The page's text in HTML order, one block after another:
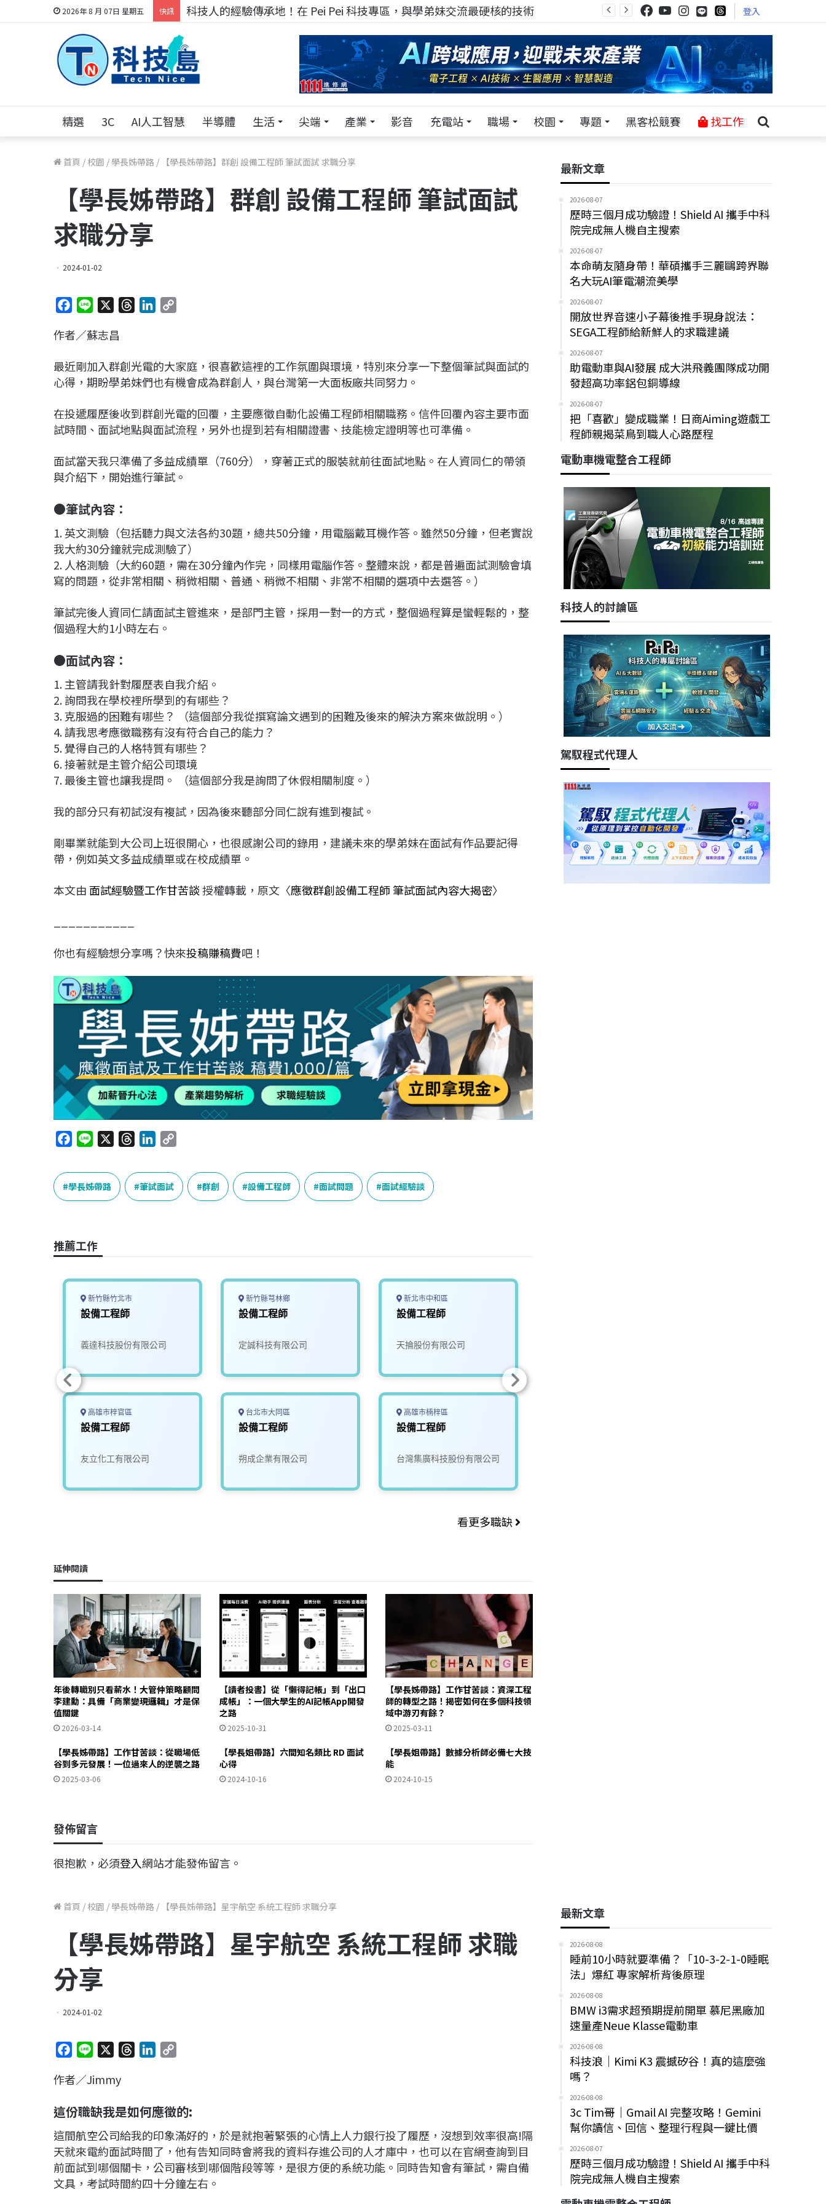
2026年 8 月 07日 星期五 快訊 科技人找工作，就到TECH+ 科技專區! 登入
精選 3C AI人工智慧 半導體 生活 尖端 產業 影音 充電站 職場 校園 專題 黑客松競賽 找工作
首頁 / 校園 / 學長姊帶路 / 【學長姊帶路】群創 設備工程師 筆試面試 求職分享
【學長姊帶路】群創 設備工程師 筆試面試
求職分享
2024-01-02
c
b
o
k
n
a
d
e
d
n
L
i
k
作者／蘇志昌
最近剛加入群創光電的大家庭，很喜歡這裡的工作氛圍與環境，特別來分享一下整個筆試與面試的
心得，期盼學弟妹們也有機會成為群創人，與台灣第一大面板廠共同努力。
在投遞履歷後收到群創光電的回覆，主要應徵自動化設備工程師相關職務。信件回覆內容主要市面
試時間、面試地點與面試流程，另外也提到若有相關證書、技能檢定證明等也可準備。
面試當天我只準備了多益成績單（760分），穿著正式的服裝就前往面試地點。在人資同仁的帶領
與介紹下，開始進行筆試。
●筆試內容：
1. 英文測驗（包括聽力與文法各約30題，總共50分鐘，用電腦戴耳機作答。雖然50分鐘，但老實說
我大約30分鐘就完成測驗了）
2. 人格測驗（大約60題，需在30分鐘內作完，同樣用電腦作答。整體來說，都是普遍面試測驗會填
寫的問題，從非常相關、稍微相關、普通、稍微不相關、非常不相關的選項中去選答。）
筆試完後人資同仁請面試主管進來，是部門主管，採用一對一的方式，整個過程算是蠻輕鬆的，整
個過程大約1小時左右。
●面試內容：
1. 主管請我針對履歷表自我介紹。
2. 詢問我在學校裡所學到的有哪些？
3. 克服過的困難有哪些？ （這個部分我從撰寫論文遇到的困難及後來的解決方案來做說明。）
4. 請我思考應徵職務有沒有符合自己的能力？
5. 覺得自己的人格特質有哪些？
6. 接著就是主管介紹公司環境
7. 最後主管也讓我提問。 （這個部分我是詢問了休假相關制度。）
我的部分只有初試沒有複試，因為後來聽部分同仁說有進到複試。
剛畢業就能到大公司上班很開心，也很感謝公司的錄用，建議未來的學弟妹在面試有作品要記得
帶，例如英文多益成績單或在校成績單。
本文由 面試經驗暨工作甘苦談授權轉載，原文〈應徵群創設備工程師 筆試面試內容大揭密〉
你也有經驗想分享嗎？快來投稿賺稿費吧！
c
e
b
k
n
e
r
e
a
n
k
e
p
L
學長姊帶路 筆試面試 群創 設備工程師 面試問題 面試經驗談
推薦工作
新竹縣竹北市
設備工程師
義達科技股份有限公司
高雄市梓官區
設備工程師
友立化工有限公司
新竹縣芎林鄉
設備工程師
定誠科技有限公司
台北市大同區
設備工程師
朔成企業有限公司
新北市中和區
設備工程師
天掄股份有限公司
高雄市楠梓區
設備工程師
台灣集廣科技股份有限公司
看更多職缺
延伸閱讀
年後轉職別只看薪水！大管仲策略顧問
李建勳：具備「商業變現邏輯」才是保
值關鍵
2026-03-14
【讀者投書】從「懶得記帳」到「出口
成帳」：一個大學生的AI記帳App開發
之路
2025-10-31
【學長姊帶路】工作甘苦談：資深工程
師的轉型之路！揭密如何在多個科技領
域中游刃有餘？
2025-03-11
【學長姊帶路】工作甘苦談：從職場低
谷到多元發展！一位過來人的逆襲之路
2025-03-06
【學長姐帶路】六間知名類比 RD 面試
心得
2024-10-16
【學長姐帶路】數據分析師必備七大技
能
2024-10-15
發佈留言
很抱歉，必須登入網站才能發佈留言。
最新文章
2026-08-07
歷時三個月成功驗證！Shield AI 攜手中科
院完成無人機自主搜索
2026-08-07
本命萌友隨身帶！華碩攜手三麗鷗跨界聯
名大玩AI筆電潮流美學
2026-08-07
開放世界音速小子幕後推手現身說法：
SEGA工程師給新鮮人的求職建議
2026-08-07
助電動車與AI發展 成大洪飛義團隊成功開
發超高功率鋁包銅導線
2026-08-07
把「喜歡」變成職業！日商Aiming遊戲工
程師親揭菜鳥到職人心路歷程
電動車機電整合工程師
科技人的討論區
駕馭程式代理人